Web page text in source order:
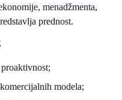
menadžmenta,
prednost.
modela;